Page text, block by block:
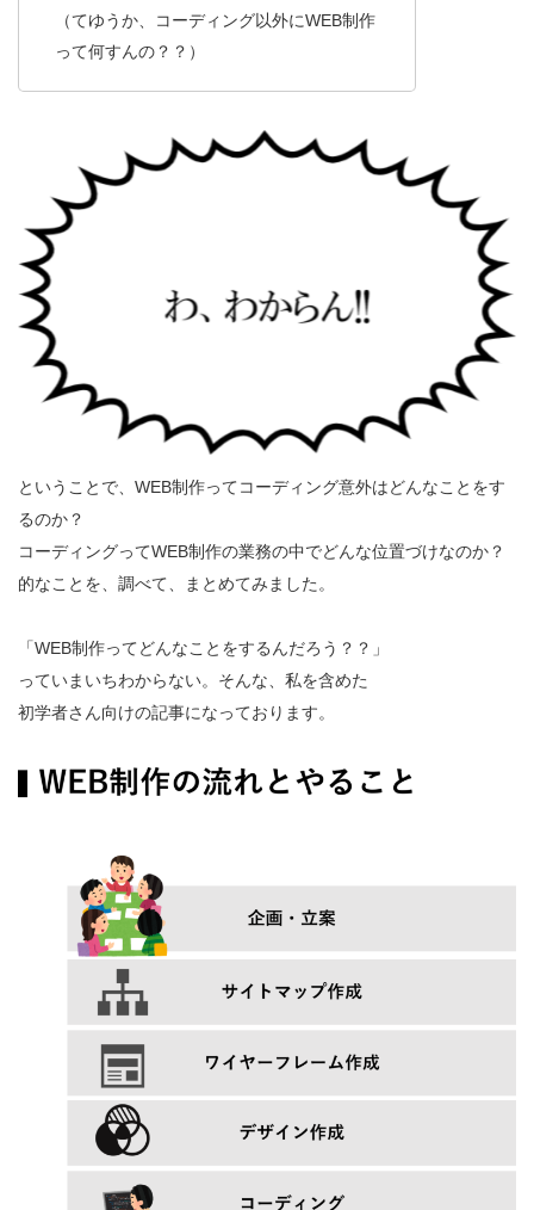
（てゆうか、コーディング以外にWEB制作
って何すんの？？）
ということで、WEB制作ってコーディング意外はどんなことをす
るのか？
コーディングってWEB制作の業務の中でどんな位置づけなのか？
的なことを、調べて、まとめてみました。
「WEB制作ってどんなことをするんだろう？？」
っていまいちわからない。そんな、私を含めた
初学者さん向けの記事になっております。